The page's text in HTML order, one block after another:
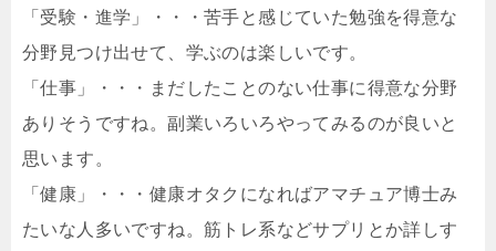
「受験・進学」・・・苦手と感じていた勉強を得意な
分野見つけ出せて、学ぶのは楽しいです。
「仕事」・・・まだしたことのない仕事に得意な分野
ありそうですね。副業いろいろやってみるのが良いと
思います。
「健康」・・・健康オタクになればアマチュア博士み
たいな人多いですね。筋トレ系などサプリとか詳しす